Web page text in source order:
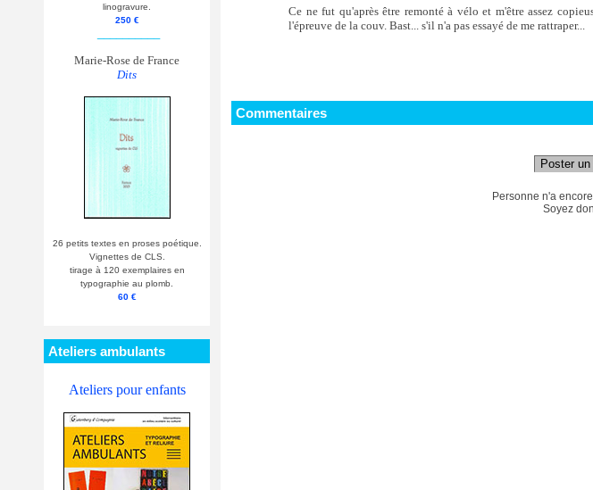
linogravure.
250 €
Marie-Rose de France
Dits
26 petits textes en proses poétique.
Vignettes de CLS.
tirage à 120 exemplaires en
typographie au plomb.
60 €
Ateliers ambulants
Ateliers pour enfants
Ce ne fut qu'après être remonté à vélo et m'être assez
l'épreuve de la couv. Bast... s'il n'a pas essayé de me rattraper...
Commentaires
Poster
Personne n'a
Soyez